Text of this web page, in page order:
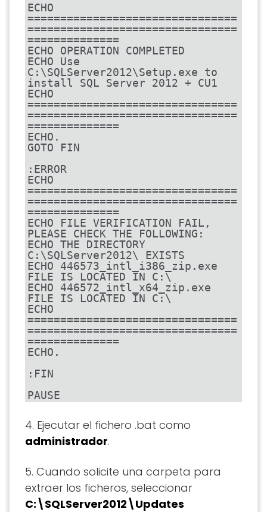
ECHO
================================
================================
==============
ECHO OPERATION COMPLETED
ECHO Use
C:\SQLServer2012\Setup.exe to
install SQL Server 2012 + CU1
ECHO
================================
================================
==============
ECHO.
GOTO FIN
:ERROR
ECHO
================================
================================
==============
ECHO FILE VERIFICATION FAIL,
PLEASE CHECK THE FOLLOWING:
ECHO THE DIRECTORY
C:\SQLServer2012\ EXISTS
ECHO 446573_intl_i386_zip.exe
FILE IS LOCATED IN C:\
ECHO 446572_intl_x64_zip.exe
FILE IS LOCATED IN C:\
ECHO
================================
================================
==============
ECHO.
:FIN
PAUSE
4. Ejecutar el fichero .bat como
administrador.
5. Cuando solicite una carpeta para
extraer los ficheros, seleccionar
C:\SQLServer2012\Updates